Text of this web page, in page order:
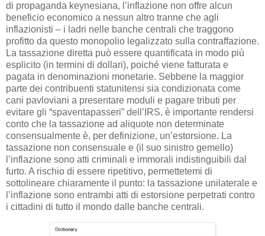
di propaganda keynesiana, l’inflazione non offre alcun
beneficio economico a nessun altro tranne che agli
inflazionisti – i ladri nelle banche centrali che traggono
profitto da questo monopolio legalizzato sulla contraffazione.
La tassazione diretta può essere quantificata in modo più
esplicito (in termini di dollari), poiché viene fatturata e
pagata in denominazioni monetarie. Sebbene la maggior
parte dei contribuenti statunitensi sia condizionata come
cani pavloviani a presentare moduli e pagare tributi per
evitare gli “spaventapasseri” dell’IRS, è importante rendersi
conto che la tassazione ad aliquote non determinate
consensualmente è, per definizione, un’estorsione. La
tassazione non consensuale e (il suo sinistro gemello)
l’inflazione sono atti criminali e immorali indistinguibili dal
furto. A rischio di essere ripetitivo, permettetemi di
sottolineare chiaramente il punto: la tassazione unilaterale e
l’inflazione sono entrambi atti di estorsione perpetrati contro
i cittadini di tutto il mondo dalle banche centrali.